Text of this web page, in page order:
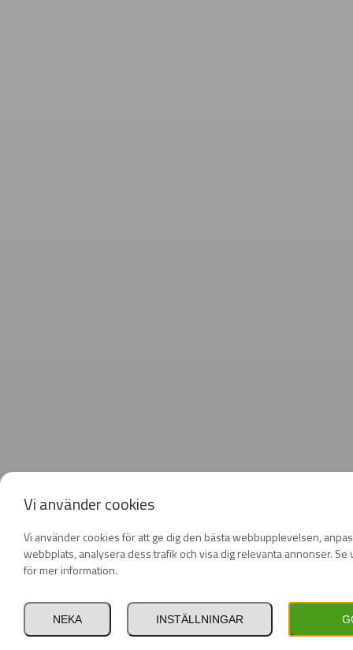
inkl. moms
exkl. moms
Vi använder cookies
Vi använder cookies för att ge dig den bästa webbupplevelsen,
webbplats, analysera dess trafik och visa dig relevanta annonser.
för mer information.
INSTÄLLNINGAR
NEKA